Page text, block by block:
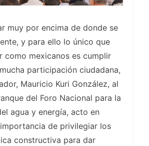
muy por encima de donde se
y para ello lo único que
como mexicanos es cumplir
participación ciudadana,
Mauricio Kuri González, al
del Foro Nacional para la
agua y energía, acto en
de privilegiar los
constructiva para dar